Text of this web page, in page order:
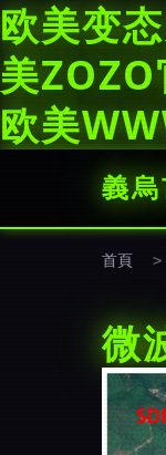
欧美变
美
欧美
義
首頁 >
微